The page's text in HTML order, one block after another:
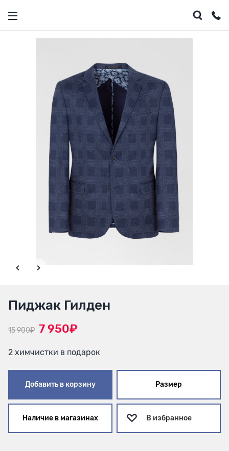
Пиджак Гилден
15 900₽ 7 950₽
2 химчистки в подарок
Добавить в корзину Размер
Наличие в магазинах В избранное